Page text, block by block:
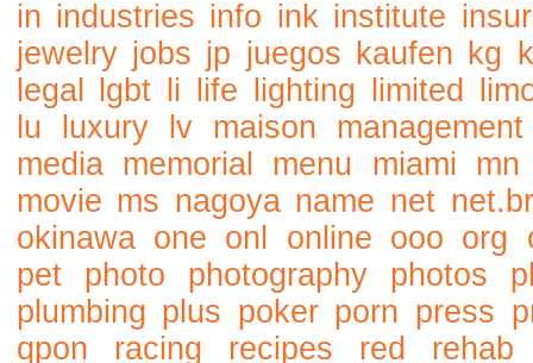
in industries info ink institute
jewelry jobs jp juegos kaufen kg
legal
lgbt li life lighting limited
lu
luxury lv maison
management
media memorial menu miami mn
movie ms nagoya name net net.br
okinawa one onl online ooo org
pet
photo photography photos
plumbing plus poker porn press
qpon
racing recipes red
rehab